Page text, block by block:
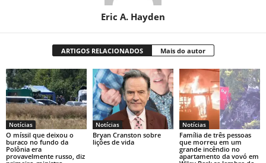
Eric A. Hayden
ARTIGOS RELACIONADOS Mais do autor
Notícias
O míssil que deixou o
buraco no fundo da
Polônia era
provavelmente russo, diz
Notícias
Bryan Cranston sobre
lições de vida
Notícias
Família de três pessoas
que morreu em um
grande incêndio no
apartamento da vovó em